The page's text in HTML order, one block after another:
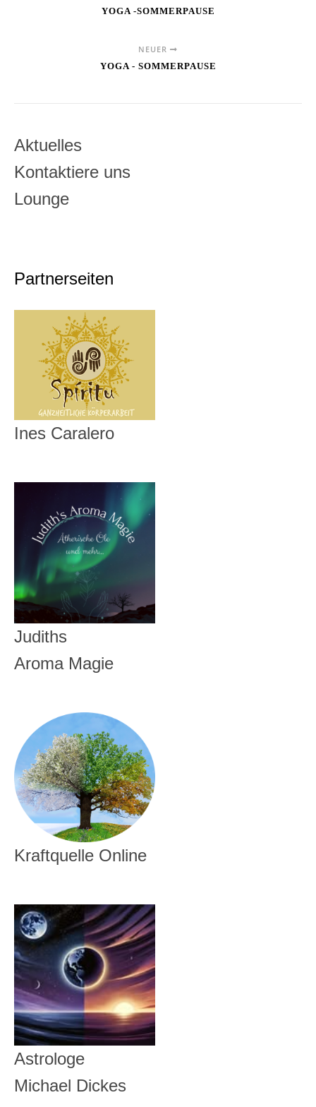
YOGA -SOMMERPAUSE
NEUER
YOGA - SOMMERPAUSE
Aktuelles
Kontaktiere uns
Lounge
Partnerseiten
Ines Caralero
Judiths
Aroma Magie
Kraftquelle Online
Astrologe
Michael Dickes